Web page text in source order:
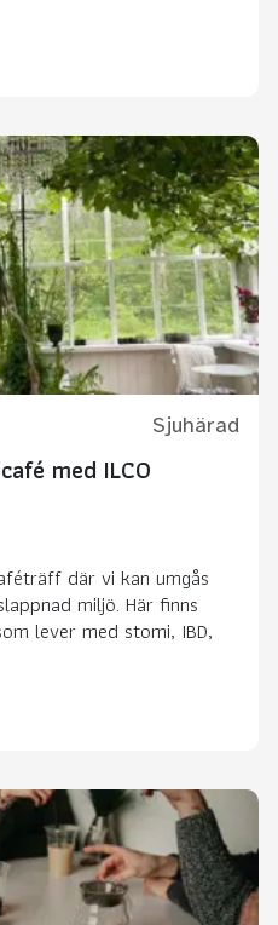
Sjuhärad
med ILCO
där vi kan umgås
miljö. Här finns
lever med stomi, IBD,